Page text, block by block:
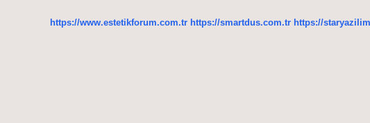
https://www.estetikforum.com.tr https://smartdus.com.tr https://